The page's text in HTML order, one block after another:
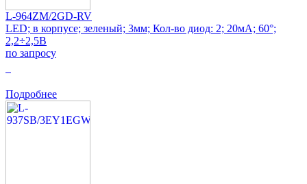
L-964ZM/2GD-RV
LED; в корпусе; зеленый; 3мм; Кол-во диод: 2; 20мА; 60°;
2,2÷2,5В
по запросу
Подробнее